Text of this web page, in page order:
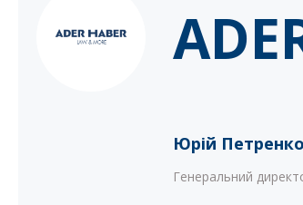
Юрій Петренко
Генеральний